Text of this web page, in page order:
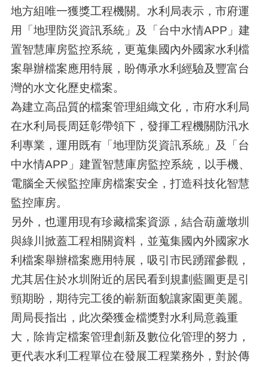
地方組唯一獲獎工程機關。水利局表示，市府運
用「地理防災資訊系統」及「台中水情APP」建
置智慧庫房監控系統，更蒐集國內外國家水利檔
案舉辦檔案應用特展，盼傳承水利經驗及豐富台
灣的水文化歷史檔案。
為建立高品質的檔案管理組織文化，市府水利局
在水利局長周廷彰帶領下，發揮工程機關防汛水
利專業，運用既有「地理防災資訊系統」及「台
中水情APP」建置智慧庫房監控系統，以手機、
電腦全天候監控庫房檔案安全，打造科技化智慧
監控庫房。
另外，也運用現有珍藏檔案資源，結合葫蘆墩圳
與綠川掀蓋工程相關資料，並蒐集國內外國家水
利檔案舉辦檔案應用特展，吸引市民踴躍參觀，
尤其居住於水圳附近的居民看到規劃藍圖更是引
頸期盼，期待完工後的嶄新面貌讓家園更美麗。
周局長指出，此次榮獲金檔獎對水利局意義重
大，除肯定檔案管理創新及數位化管理的努力，
更代表水利工程單位在發展工程業務外，對於傳